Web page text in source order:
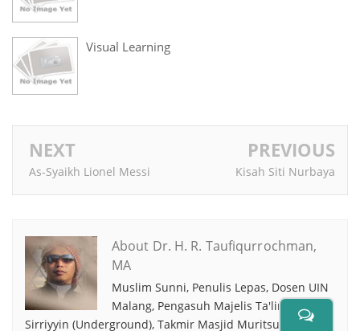
Visual Learning
NEXT
As-Syaikh Lionel Messi
PREVIOUS
Kisah Siti Nurbaya
About Dr. H. R. Taufiqurrochman,
MA
Muslim Sunni, Penulis Lepas, Dosen UIN
Malang, Pengasuh Majelis Ta'lim As-
Sirriyyin (Underground), Takmir Masjid Muritsul Jannah,